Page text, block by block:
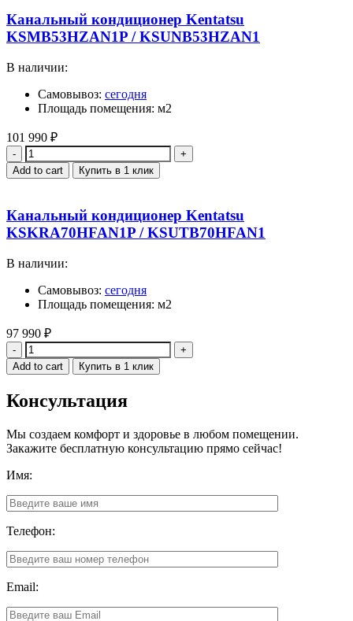
Канальный кондиционер Kentatsu
KSMB53HZAN1P / KSUNB53HZAN1
В наличии:
Самовывоз: сегодня
Площадь помещения: м2
101 990 ₽
Quantity
Add to cart Купить в 1 клик
Канальный кондиционер Kentatsu
KSKRA70HFAN1P / KSUTB70HFAN1
В наличии:
Самовывоз: сегодня
Площадь помещения: м2
97 990 ₽
Quantity
Add to cart Купить в 1 клик
Консультация
Мы создаем комфорт и здоровье в любом помещении.
Закажите бесплатную консультацию прямо сейчас!
Имя:
Телефон:
Email: